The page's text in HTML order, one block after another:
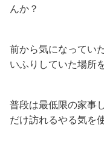
んか？
前から気になってい
いふりしていた場所
普段は最低限の家事
だけ訪れるやる気を